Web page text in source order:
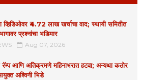
व्हिडिओवर ₹4.72 लाख खर्चाचा वाद; स्थायी समितीत
प्रश्नांचा भडिमार
Aug 07, 2026
रॅम्प आणि अतिक्रमणे महिनाभरात हटवा; अन्यथा कठोर
अश्विनी भिडे